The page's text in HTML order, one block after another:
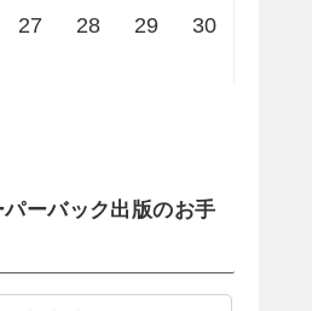
27 28 29
30
ーバック出版のお手